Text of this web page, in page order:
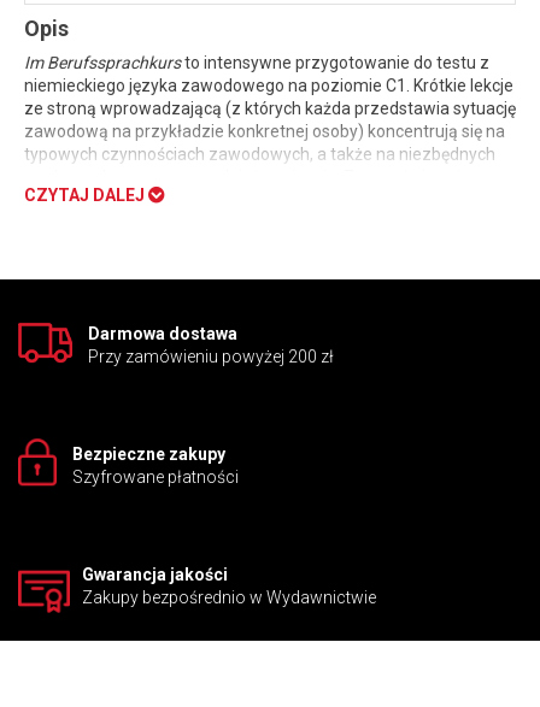
Opis
Im Berufssprachkursto intensywne przygotowanie do testu z
niemieckiego języka zawodowego na poziomie C1. Krótkie lekcje
ze stroną wprowadzającą (z których każda przedstawia sytuację
zawodową na przykładzie konkretnej osoby) koncentrują się na
typowych czynnościach zawodowych, a także na niezbędnych
umożliwia pogłębiony trening gramatyki, słownictwa i idiomów.
CZYTAJ DALEJ
Darmowa dostawa
Przy zamówieniu powyżej 200 zł
Bezpieczne zakupy
Szyfrowane płatności
Gwarancja jakości
Zakupy bezpośrednio w Wydawnictwie